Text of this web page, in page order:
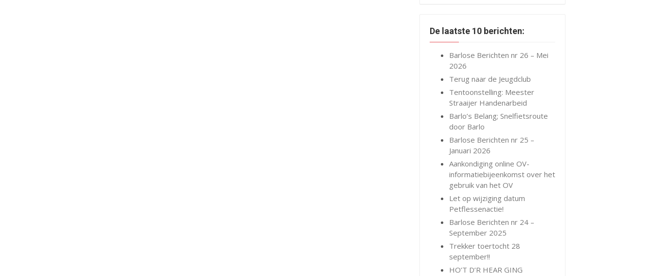
De laatste 10 berichten:
Barlose Berichten nr 26 – Mei
2026
Terug naar de Jeugdclub
Tentoonstelling: Meester
Straaijer Handenarbeid
Barlo’s Belang; Snelfietsroute
door Barlo
Barlose Berichten nr 25 –
Januari 2026
Aankondiging online OV-
informatiebijeenkomst over het
gebruik van het OV
Let op wijziging datum
Petflessenactie!
Barlose Berichten nr 24 –
September 2025
Trekker toertocht 28
september!!
HO’T D’R HEAR GING